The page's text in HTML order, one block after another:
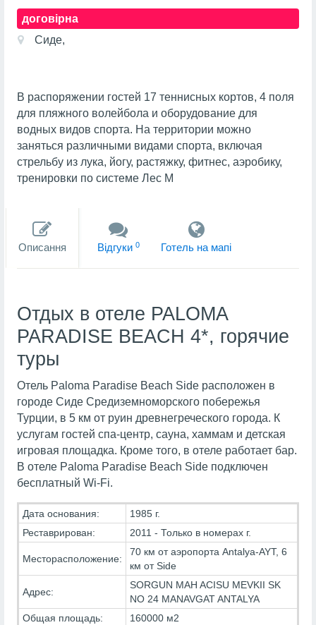
договірна
Сиде,
В распоряжении гостей 17 теннисных кортов, 4 поля
для пляжного волейбола и оборудование для
водных видов спорта. На территории можно
заняться различными видами спорта, включая
стрельбу из лука, йогу, растяжку, фитнес, аэробику,
тренировки по системе Лес М
Описання Вiдгуки 0 Готель на мапi
Отдых в отеле PALOMA
PARADISE BEACH 4*, горячие
туры
Отель Paloma Paradise Beach Side расположен в
городе Сиде Средиземноморского побережья
Турции, в 5 км от руин древнегреческого города. К
услугам гостей спа-центр, сауна, хаммам и детская
игровая площадка. Кроме того, в отеле работает бар.
В отеле Paloma Paradise Beach Side подключен
бесплатный Wi-Fi.
Дата основания:
1985 г.
Реставрирован:
2011 - Только в номерах г.
Месторасположение:
70 км от аэропорта Antalya-AYT, 6
км от Side
Адрес:
SORGUN MAH ACISU MEVKII SK
NO 24 MANAVGAT ANTALYA
Общая площадь:
160000 м2